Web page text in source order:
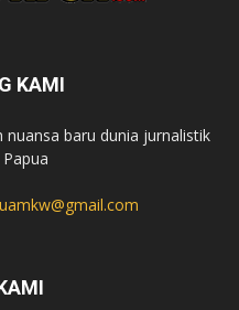
KAMI
baru dunia jurnalistik